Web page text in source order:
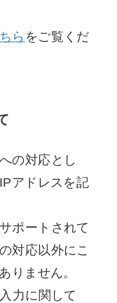
ら をご覧くだ
の対応とし
アドレスを記
ポートされて
対応以外にこ
りません。
力に関して